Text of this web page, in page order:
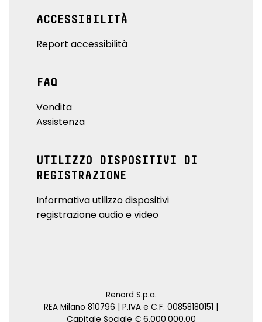
ACCESSIBILITÀ
Report accessibilità
FAQ
Vendita
Assistenza
UTILIZZO DISPOSITIVI DI
REGISTRAZIONE
Informativa utilizzo dispositivi
registrazione audio e video
Renord S.p.a.
REA Milano 810796 | P.IVA e C.F. 00858180151 |
Capitale Sociale € 6.000.000,00